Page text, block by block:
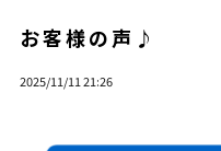
お客様の声♪
2025/11/11 21:26